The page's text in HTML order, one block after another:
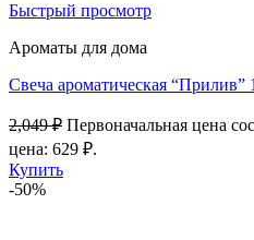
Быстрый просмотр
Ароматы для дома
Свеча ароматическая
2,049₽ Первоначальная цена
цена: 629 ₽.
Купить
-50%